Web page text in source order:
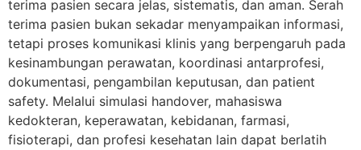
terima pasien secara jelas, sistematis, dan aman. Serah
terima pasien bukan sekadar menyampaikan informasi,
tetapi proses komunikasi klinis yang berpengaruh pada
kesinambungan perawatan, koordinasi antarprofesi,
dokumentasi, pengambilan keputusan, dan patient
safety. Melalui simulasi handover, mahasiswa
kedokteran, keperawatan, kebidanan, farmasi,
fisioterapi, dan profesi kesehatan lain dapat berlatih